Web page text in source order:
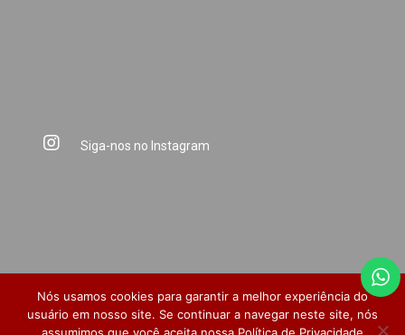
Siga-nos no Instagram
Nós usamos cookies para garantir a melhor experiência do
usuário em nosso site. Se continuar a navegar neste site, nós